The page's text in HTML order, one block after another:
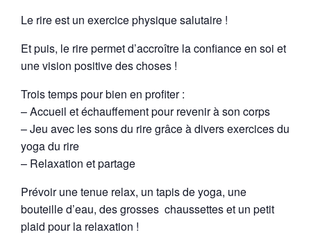
Le rire est un exercice physique salutaire !
Et puis, le rire permet d’accroître la confiance en soi et
une vision positive des choses !
Trois temps pour bien en profiter :
– Accueil et échauffement pour revenir à son corps
– Jeu avec les sons du rire grâce à divers exercices du
yoga du rire
– Relaxation et partage
Prévoir une tenue relax, un tapis de yoga, une
bouteille d’eau, des grosses chaussettes et un petit
plaid pour la relaxation !